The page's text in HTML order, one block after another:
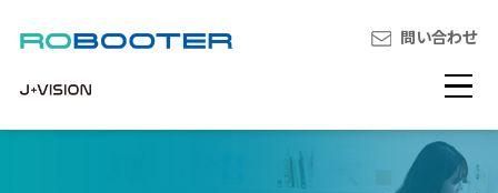
問い合わせ